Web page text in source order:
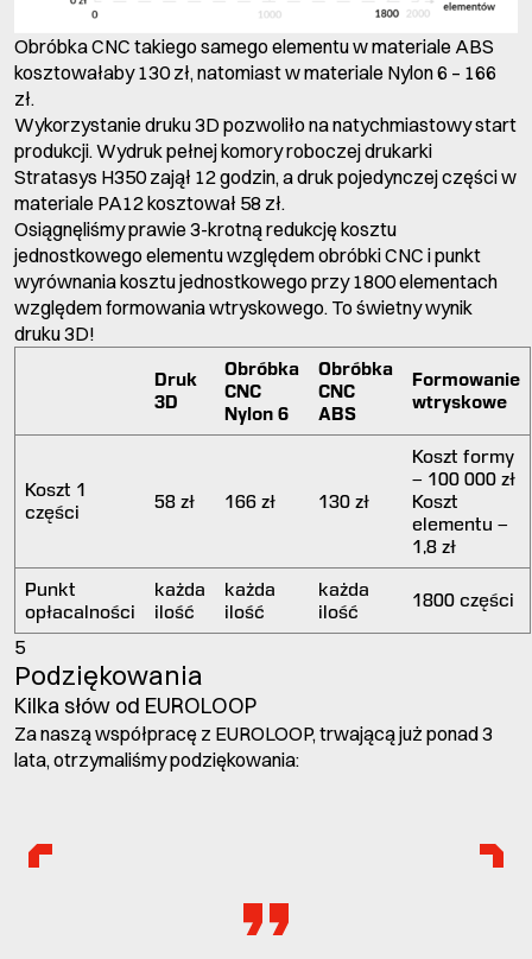
Obróbka CNC takiego samego elementu w materiale ABS
kosztowałaby 130 zł, natomiast w materiale Nylon 6 – 166
zł.
Wykorzystanie druku 3D pozwoliło na natychmiastowy start
produkcji. Wydruk pełnej komory roboczej drukarki
Stratasys H350 zajął 12 godzin, a druk pojedynczej części w
materiale PA12 kosztował 58 zł.
Osiągnęliśmy prawie 3-krotną redukcję kosztu
jednostkowego elementu względem obróbki CNC i punkt
wyrównania kosztu jednostkowego przy 1800 elementach
względem formowania wtryskowego. To świetny wynik
druku 3D!
Druk
3D
Obróbka
CNC
Nylon 6
Obróbka
CNC
ABS
Formowanie
wtryskowe
Koszt 1
części
58 zł 166 zł 130 zł
Koszt formy
– 100 000 zł
Koszt
elementu –
1,8 zł
Punkt
opłacalności
każda
ilość
każda
ilość
każda
ilość
1800 części
5
Podziękowania
Kilka słów od EUROLOOP
Za naszą współpracę z EUROLOOP, trwającą już ponad 3
lata, otrzymaliśmy podziękowania: